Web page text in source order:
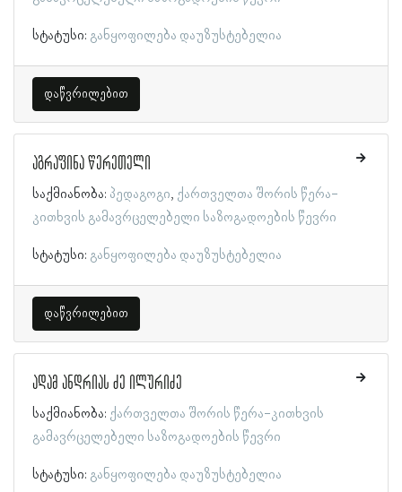
სტატუსი: განყოფილება დაუზუსტებელია
დაწვრილებით
აგრაფინა წერეთელი
საქმიანობა: პედაგოგი ქართველთა შორის წერა-
კითხვის გამავრცელებელი საზოგადოების წევრი
სტატუსი: განყოფილება დაუზუსტებელია
დაწვრილებით
ადამ ანდრიას ძე ილურიძე
საქმიანობა: ქართველთა შორის წერა-კითხვის
გამავრცელებელი საზოგადოების წევრი
სტატუსი: განყოფილება დაუზუსტებელია